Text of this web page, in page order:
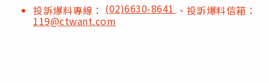
投訴爆料專線： (02)6630-8641 、投訴爆料信箱：
119@ctwant.com